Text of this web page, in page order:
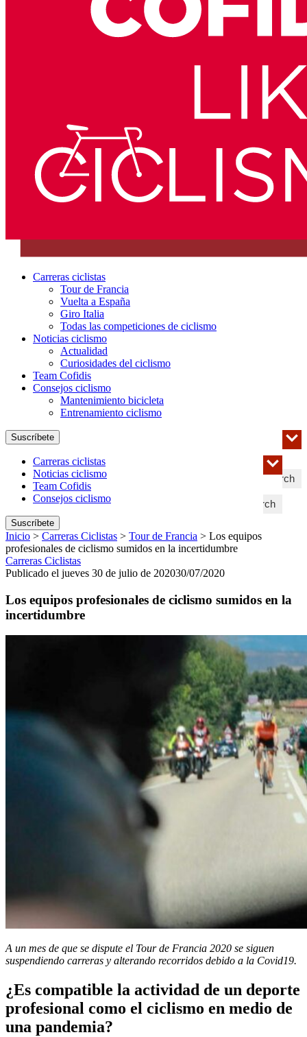
Carreras ciclistas
Tour de Francia
Vuelta a España
Giro Italia
Todas las competiciones de ciclismo
Noticias ciclismo
Actualidad
Curiosidades del ciclismo
Team Cofidis
Consejos ciclismo
Mantenimiento bicicleta
Entrenamiento ciclismo
Search
Suscríbete
Search
Carreras ciclistas
Noticias ciclismo
Team Cofidis
Consejos ciclismo
Suscríbete
Inicio > Carreras Ciclistas > Tour de Francia > Los equipos
profesionales de ciclismo sumidos en la incertidumbre
Carreras Ciclistas
Publicado el jueves 30 de julio de 202030/07/2020
Los equipos profesionales de ciclismo sumidos en la
incertidumbre
A un mes de que se dispute el Tour de Francia 2020 se siguen
suspendiendo carreras y alterando recorridos debido a la Covid19.
¿Es compatible la actividad de un deporte
profesional como el ciclismo en medio de
una pandemia?